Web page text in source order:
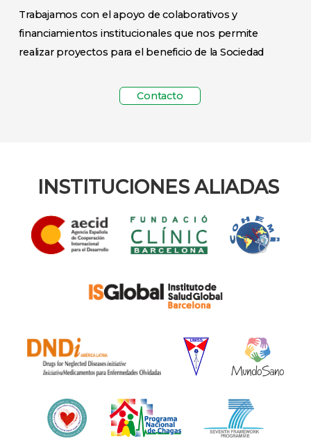
Trabajamos con el apoyo de colaborativos y
financiamientos institucionales que nos permite
realizar proyectos para el beneficio de la Sociedad
Contacto
INSTITUCIONES ALIADAS